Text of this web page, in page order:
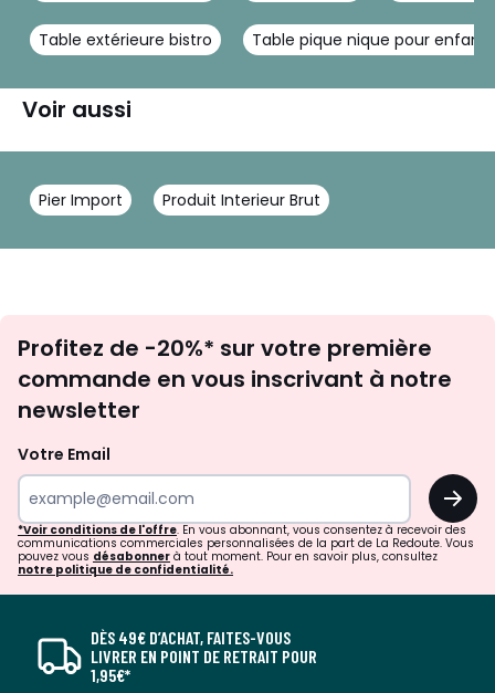
Table extérieure bistro Table pique nique pour enfant
Voir aussi
Pier Import Produit Interieur Brut
newsletter
Profitez de -20%* sur votre première
commande en vous inscrivant à notre
newsletter
Votre Email
OK
*Voir conditions de l'offre. En vous abonnant, vous consentez à recevoir des
communications commerciales personnalisées de la part de La Redoute. Vous
pouvez vous désabonner à tout moment. Pour en savoir plus, consultez
notre politique de confidentialité.
DÈS 49€ D’ACHAT, FAITES-VOUS
LIVRER EN POINT DE RETRAIT POUR
1,95€*